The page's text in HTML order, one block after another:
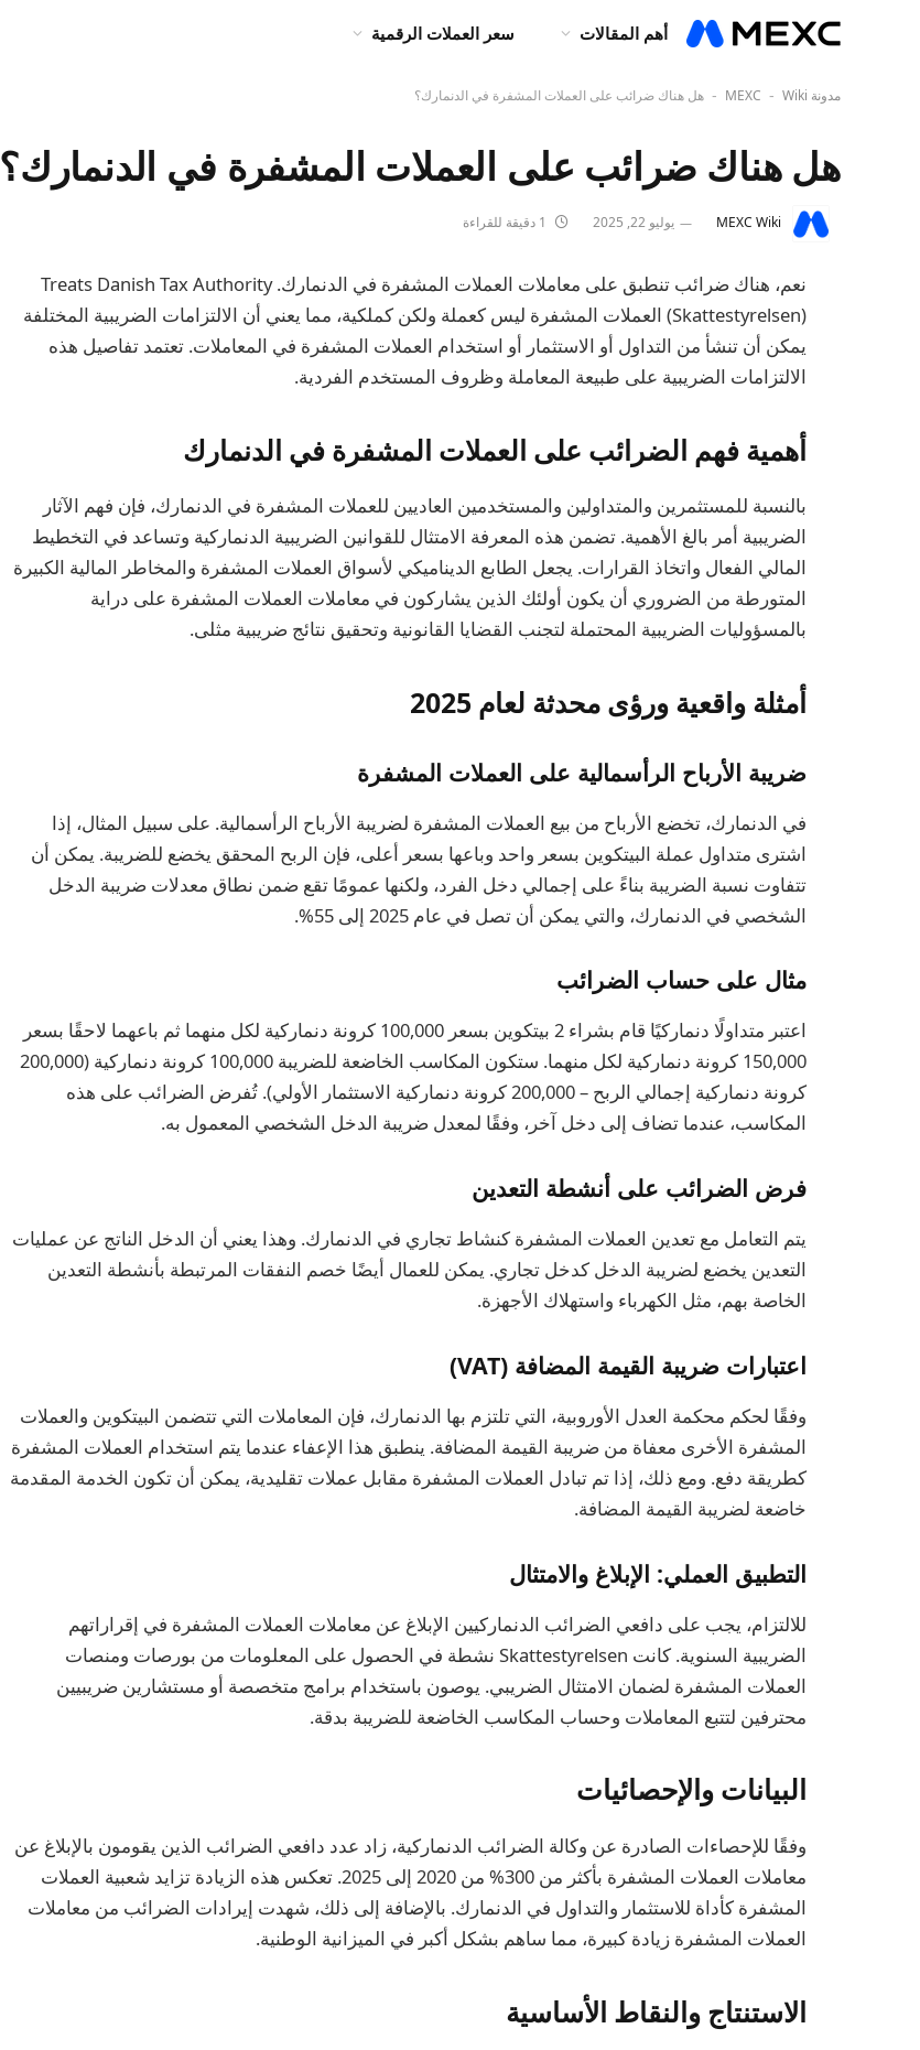
أهم المقالات سعر العملات الرقمية
مدونة MEXC - Wiki
- هل هناك ضرائب على العملات المشفرة في الدنمارك؟
هل هناك ضرائب على العملات المشفرة في الدنمارك؟
MEXC Wiki يوليو 22, 2025
نعم، هناك ضرائب تنطبق على معاملات العملات المشفرة في الدنمارك. Treats Danish Tax Authority
(Skattestyrelsen) العملات المشفرة ليس كعملة ولكن كملكية، مما يعني أن الالتزامات الضريبية المختلفة
يمكن أن تنشأ من التداول أو الاستثمار أو استخدام العملات المشفرة في المعاملات. تعتمد تفاصيل هذه
الالتزامات الضريبية على طبيعة المعاملة وظروف المستخدم الفردية.
أهمية فهم الضرائب على العملات المشفرة في الدنمارك
بالنسبة للمستثمرين والمتداولين والمستخدمين العاديين للعملات المشفرة في الدنمارك، فإن فهم الآثار
الضريبية أمر بالغ الأهمية. تضمن هذه المعرفة الامتثال للقوانين الضريبية الدنماركية وتساعد في التخطيط
المالي الفعال واتخاذ القرارات. يجعل الطابع الديناميكي لأسواق العملات المشفرة والمخاطر المالية الكبيرة
المتورطة من الضروري أن يكون أولئك الذين يشاركون في معاملات العملات المشفرة على دراية
بالمسؤوليات الضريبية المحتملة لتجنب القضايا القانونية وتحقيق نتائج ضريبية مثلى.
أمثلة واقعية ورؤى محدثة لعام 2025
ضريبة الأرباح الرأسمالية على العملات المشفرة
في الدنمارك، تخضع الأرباح من بيع العملات المشفرة لضريبة الأرباح الرأسمالية. على سبيل المثال، إذا
اشترى متداول عملة البيتكوين بسعر واحد وباعها بسعر أعلى، فإن الربح المحقق يخضع للضريبة. يمكن أن
تتفاوت نسبة الضريبة بناءً على إجمالي دخل الفرد، ولكنها عمومًا تقع ضمن نطاق معدلات ضريبة الدخل
الشخصي في الدنمارك، والتي يمكن أن تصل في عام 2025 إلى 55%.
مثال على حساب الضرائب
اعتبر متداولًا دنماركيًا قام بشراء 2 بيتكوين بسعر 100,000 كرونة دنماركية لكل منهما ثم باعهما لاحقًا بسعر
150,000 كرونة دنماركية لكل منهما. ستكون المكاسب الخاضعة للضريبة 100,000 كرونة دنماركية (200,000
كرونة دنماركية إجمالي الربح – 200,000 كرونة دنماركية الاستثمار الأولي). تُفرض الضرائب على هذه
المكاسب، عندما تضاف إلى دخل آخر، وفقًا لمعدل ضريبة الدخل الشخصي المعمول به.
فرض الضرائب على أنشطة التعدين
يتم التعامل مع تعدين العملات المشفرة كنشاط تجاري في الدنمارك. وهذا يعني أن الدخل الناتج عن عمليات
التعدين يخضع لضريبة الدخل كدخل تجاري. يمكن للعمال أيضًا خصم النفقات المرتبطة بأنشطة التعدين
الخاصة بهم، مثل الكهرباء واستهلاك الأجهزة.
اعتبارات ضريبة القيمة المضافة (VAT)
وفقًا لحكم محكمة العدل الأوروبية، التي تلتزم بها الدنمارك، فإن المعاملات التي تتضمن البيتكوين والعملات
المشفرة الأخرى معفاة من ضريبة القيمة المضافة. ينطبق هذا الإعفاء عندما يتم استخدام العملات المشفرة
كطريقة دفع. ومع ذلك، إذا تم تبادل العملات المشفرة مقابل عملات تقليدية، يمكن أن تكون الخدمة المقدمة
خاضعة لضريبة القيمة المضافة.
التطبيق العملي: الإبلاغ والامتثال
للالتزام، يجب على دافعي الضرائب الدنماركيين الإبلاغ عن معاملات العملات المشفرة في إقراراتهم
الضريبية السنوية. كانت Skattestyrelsen نشطة في الحصول على المعلومات من بورصات ومنصات
العملات المشفرة لضمان الامتثال الضريبي. يوصون باستخدام برامج متخصصة أو مستشارين ضريبيين
محترفين لتتبع المعاملات وحساب المكاسب الخاضعة للضريبة بدقة.
البيانات والإحصائيات
وفقًا للإحصاءات الصادرة عن وكالة الضرائب الدنماركية، زاد عدد دافعي الضرائب الذين يقومون بالإبلاغ عن
معاملات العملات المشفرة بأكثر من 300% من 2020 إلى 2025. تعكس هذه الزيادة تزايد شعبية العملات
المشفرة كأداة للاستثمار والتداول في الدنمارك. بالإضافة إلى ذلك، شهدت إيرادات الضرائب من معاملات
العملات المشفرة زيادة كبيرة، مما ساهم بشكل أكبر في الميزانية الوطنية.
الاستنتاج والنقاط الأساسية